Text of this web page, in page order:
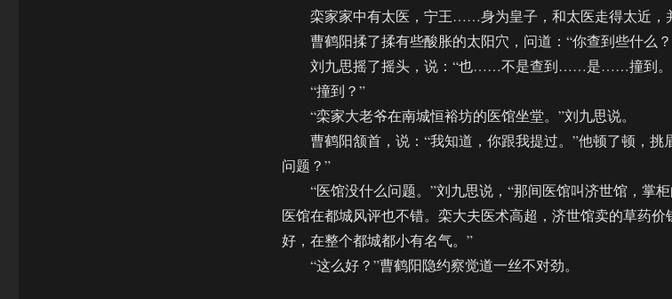
栾家家中有太医，宁王……身为皇子，和太医走得太近，并
曹鹤阳揉了揉有些酸胀的太阳穴，问道：“你查到些什么
刘九思摇了摇头，说：“也……不是查到……是……撞到
“撞到？”
“栾家大老爷在南城恒裕坊的医馆坐堂。”刘九思说。
曹鹤阳颔首，说：“我知道，你跟我提过。”他顿了顿，挑
问题？”
“医馆没什么问题。”刘九思说，“那间医馆叫济世馆，掌柜
医馆在都城风评也不错。栾大夫医术高超，济世馆卖的草药价
好，在整个都城都小有名气。”
“这么好？”曹鹤阳隐约察觉道一丝不对劲。